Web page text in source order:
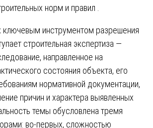
норм и правил
ключевым инструментом разрешения
строительная экспертиза —
направленное на
состояния объекта, его
нормативной документации,
причин и характера выявленных
темы обусловлена тремя
во-первых, сложностью